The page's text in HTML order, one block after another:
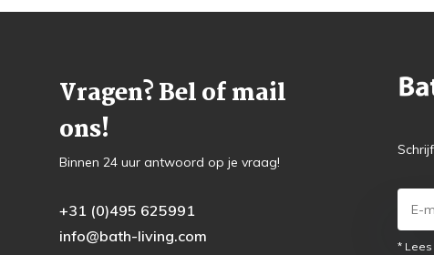
Vragen? Bel of mail
ons!
Binnen 24 uur antwoord op je vraag!
+31 (0)495 625991
info@bath-living.com
*